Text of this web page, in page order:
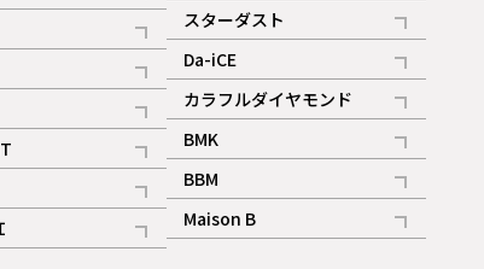
記事
ギャラリー
スターダスト
記事
Da-iCE
記事
カラフルダイヤモンド
記事
BMK
記事
ギャラリー
BBM
記事
ギャラリー
Maison B
記事